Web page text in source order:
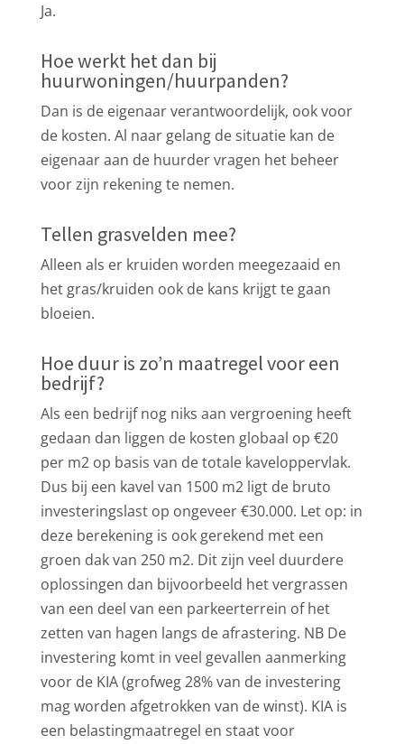
Ja.
Hoe werkt het dan bij
huurwoningen/huurpanden?
Dan is de eigenaar verantwoordelijk, ook voor
de kosten. Al naar gelang de situatie kan de
eigenaar aan de huurder vragen het beheer
voor zijn rekening te nemen.
Tellen grasvelden mee?
Alleen als er kruiden worden meegezaaid en
het gras/kruiden ook de kans krijgt te gaan
bloeien.
Hoe duur is zo’n maatregel voor een
bedrijf?
Als een bedrijf nog niks aan vergroening heeft
gedaan dan liggen de kosten globaal op €20
per m2 op basis van de totale kaveloppervlak.
Dus bij een kavel van 1500 m2 ligt de bruto
investeringslast op ongeveer €30.000. Let op: in
deze berekening is ook gerekend met een
groen dak van 250 m2. Dit zijn veel duurdere
oplossingen dan bijvoorbeeld het vergrassen
van een deel van een parkeerterrein of het
zetten van hagen langs de afrastering. NB De
investering komt in veel gevallen aanmerking
voor de KIA (grofweg 28% van de investering
mag worden afgetrokken van de winst). KIA is
een belastingmaatregel en staat voor